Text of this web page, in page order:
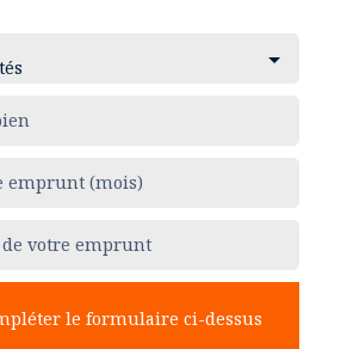
emprunt (mois)
votre emprunt
le formulaire ci-dessus